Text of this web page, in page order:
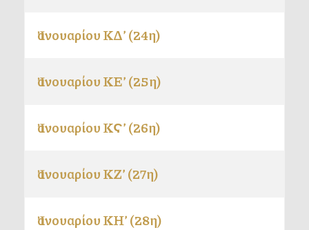
Ἰανουαρίου ΚΔ’ (24η)
Ἰανουαρίου ΚΕ’ (25η)
Ἰανουαρίου ΚϚ’ (26η)
Ἰανουαρίου ΚΖ’ (27η)
Ἰανουαρίου ΚΗ’ (28η)